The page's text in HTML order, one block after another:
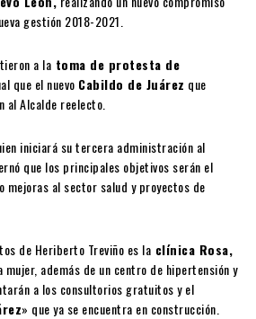
gestión 2018-2021.
a la toma de protesta de
que el nuevo Cabildo de Juárez que
al Alcalde reelecto.
iniciará su tercera administración al
que los principales objetivos serán el
mejoras al sector salud y proyectos de
de Heriberto Treviño es la clínica Rosa,
mujer, además de un centro de hipertensión y
a los consultorios gratuitos y el
» que ya se encuentra en construcción.